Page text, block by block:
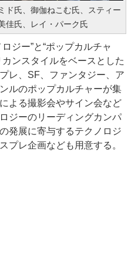
ド氏、御伽ねこむ氏、スティー
佳氏、レイ・パーク氏
ジー”と“ポップカルチャ
ンスタイルをベースとした
レ、SF、ファンタジー、ア
ルのポップカルチャーが集
よる撮影会やサイン会など
ジーのリーディングカンパ
発展に寄与するテクノロジ
プレ企画なども用意する。